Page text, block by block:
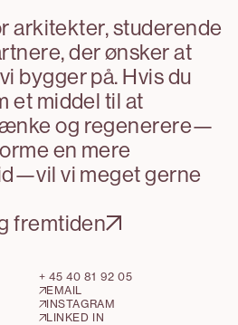
arkitekter, studerende
der ønsker at
bygger på. Hvis du
et middel til at
og regenerere—
en mere
vi meget gerne
fremtiden
+ 45 40 81 92 05
EMAIL
INSTAGRAM
LINKED IN